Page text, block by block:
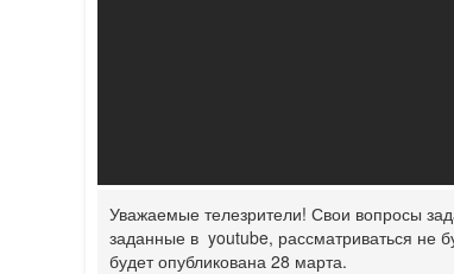
Уважаемые телезрители! Свои вопросы
заданные в youtube, рассматриваться не
будет опубликована 28 марта.